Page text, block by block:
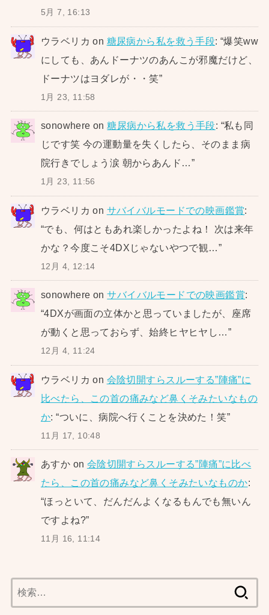
5月 7, 16:13
ウラベリカ on 糖尿病から私を救う手段: “爆笑ww
にしても、あんドーナツのあんこが邪魔だけど、
ドーナツはヨダレが・・笑”
1月 23, 11:58
sonowhere on糖尿病から私を救う手段: “私も同
じです笑 今の運動量を失くしたら、そのまま病
院行きでしょう涙 朝からあんド…”
1月 23, 11:56
ウラベリカ on サバイバルモードでの映画鑑賞:
“でも、何はともあれ楽しかったよね！ 次は来年
かな？今度こそ4DXじゃないやつで観…”
12月 4, 12:14
sonowhere onサバイバルモードでの映画鑑賞:
“4DXが画面の立体かと思っていましたが、座席
が動くと思っておらず、始終ヒヤヒヤし…”
12月 4, 11:24
ウラベリカ on 会陰切開すらスルーする”陣痛”に
比べたら、この首の痛みなど鼻くそみたいなもの
か: “ついに、病院へ行くことを決めた！笑”
11月 17, 10:48
あすか on 会陰切開すらスルーする”陣痛”に比べ
たら、この首の痛みなど鼻くそみたいなものか:
“ほっといて、だんだんよくなるもんでも無いん
ですよね?”
11月 16, 11:14
索: